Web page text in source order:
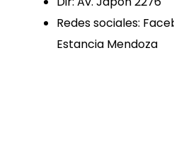
Redes sociales:
Estancia Mendoza